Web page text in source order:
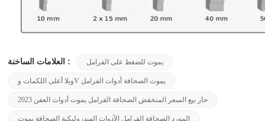
العلامات الساخنة : يموت للضغط على الفرامل
ويلا أعلى اللكمات وV يموت الصحافة أدوات الفرامل
2023 حار بيع السعر المنخفض الصحافة الفرامل يموت أدوات العفن
المورد الصحافة الفرامل الأدوات الهيدروليكية الصحافة يموت